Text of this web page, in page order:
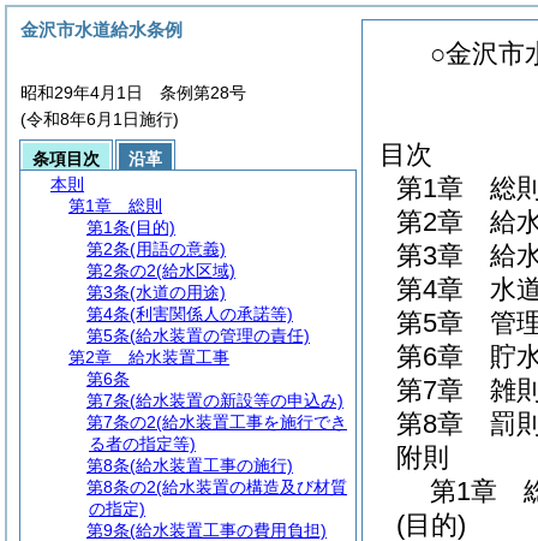
○金沢市
目次
第1章
総
第2章
給
第3章
給
第4章
水
第5章
管
第6章
貯
第7章
雑
第8章
罰
附則
第1章
(目的)
金沢市水道給水条例
昭和29年4月1日 条例第28号
(令和8年6月1日施行)
条項目次
沿革
本則
第1章
総則
第1条(目的)
第2条(用語の意義)
第2条の2(給水区域)
第3条(水道の用途)
第4条(利害関係人の承諾等)
第5条(給水装置の管理の責任)
第2章
給水装置工事
第6条
第7条(給水装置の新設等の申込み)
第7条の2(給水装置工事を施行でき
る者の指定等)
第8条(給水装置工事の施行)
第8条の2(給水装置の構造及び材質
の指定)
第9条(給水装置工事の費用負担)